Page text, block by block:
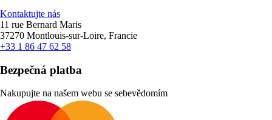
Kontaktujte nás
11 rue Bernard Maris
37270 Montlouis-sur-Loire, Francie
+33 1 86 47 62 58
Bezpečná platba
Nakupujte na našem webu se sebevědomím